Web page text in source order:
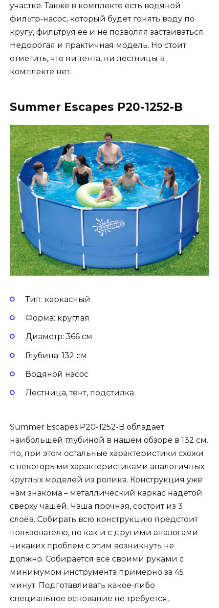
участке. Также в комплекте есть водяной
фильтр-насос, который будет гонять воду по
кругу, фильтруя её и не позволяя застаиваться.
Недорогая и практичная модель. Но стоит
отметить, что ни тента, ни лестницы в
комплекте нет.
Summer Escapes P20-1252-B
Тип: каркасный
Форма: круглая
Диаметр: 366 см
Глубина: 132 см
Водяной насос
Лестница, тент, подстилка
Summer Escapes P20-1252-B обладает
наибольшей глубиной в нашем обзоре в 132 см.
Но, при этом остальные характеристики схожи
с некоторыми характеристиками аналогичных
круглых моделей из ролика. Конструкция уже
нам знакома – металлический каркас надетой
сверху чашей. Чаша прочная, состоит из 3
слоёв. Собирать всю конструкцию предстоит
пользователю, но как и с другими аналогами
никаких проблем с этим возникнуть не
должно. Собирается всё своими руками с
минимумом инструмента примерно за 45
минут. Подготавливать какое-либо
специальное основание не требуется,